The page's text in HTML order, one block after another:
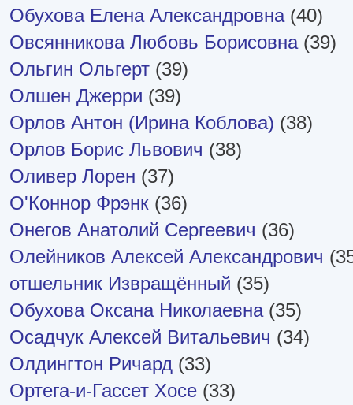
Обухова Елена Александровна (40)
Овсянникова Любовь Борисовна (39)
Ольгин Ольгерт (39)
Олшен Джерри (39)
Орлов Антон (Ирина Коблова) (38)
Орлов Борис Львович (38)
Оливер Лорен (37)
О'Коннор Фрэнк (36)
Онегов Анатолий Сергеевич (36)
Олейников Алексей Александрович
отшельник Извращённый (35)
Обухова Оксана Николаевна (35)
Осадчук Алексей Витальевич (34)
Олдингтон Ричард (33)
Ортега-и-Гассет Хосе (33)